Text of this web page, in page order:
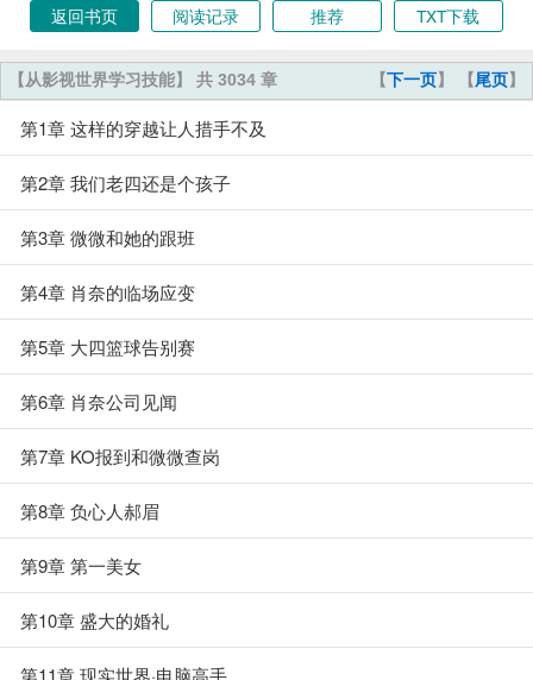
返回书页
阅读记录 推荐 TXT下载
【下一页】 【尾页】
【从影视世界学习技能】 共 3034 章
第1章 这样的穿越让人措手不及
第2章 我们老四还是个孩子
第3章 微微和她的跟班
第4章 肖奈的临场应变
第5章 大四篮球告别赛
第6章 肖奈公司见闻
第7章 KO报到和微微查岗
第8章 负心人郝眉
第9章 第一美女
第10章 盛大的婚礼
第11章 现实世界·电脑高手